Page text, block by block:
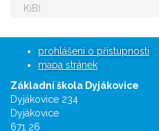
KiB)
prohlášení o přístupnosti
mapa stránek
Základní škola Dyjákovice
Dyjákovice 234
Dyjákovice
671 26